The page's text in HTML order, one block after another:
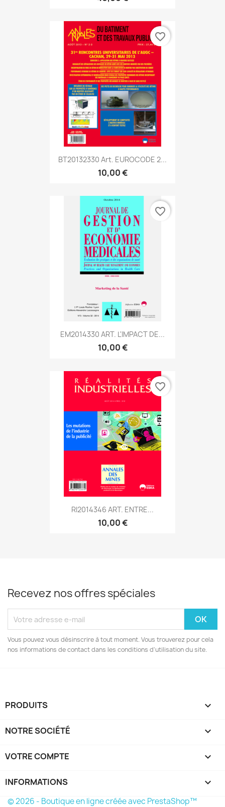
BT20132330 Art. EUROCODE 2...
10,00 €
favorite_border
EM2014330 ART. L'IMPACT DE...
10,00 €
favorite_border
RI2014346 ART. ENTRE...
10,00 €
favorite_border
Recevez nos offres spéciales
Vous pouvez vous désinscrire à tout moment. Vous trouverez pour cela
nos informations de contact dans les conditions d'utilisation du site.
PRODUITS 
NOTRE SOCIÉTÉ 
VOTRE COMPTE 
INFORMATIONS keyboard_arrow_down
© 2026 - Boutique en ligne créée avec PrestaShop™